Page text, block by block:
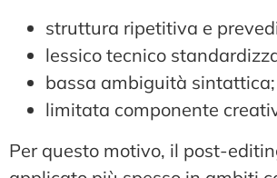
struttura ripetitiva e
lessico tecnico
bassa ambiguità sintattica;
limitata componente
Per questo motivo, il post-